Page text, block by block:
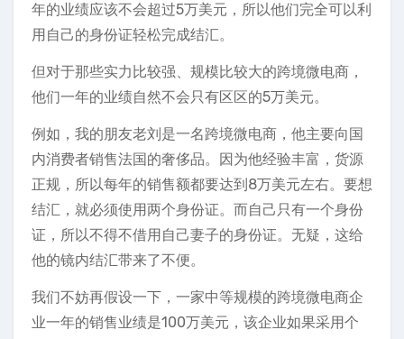
年的业绩应该不会超过5万美元，所以他们完全可以利
用自己的身份证轻松完成结汇。
但对于那些实力比较强、规模比较大的跨境微电商，
他们一年的业绩自然不会只有区区的5万美元。
例如，我的朋友老刘是一名跨境微电商，他主要向国
内消费者销售法国的奢侈品。因为他经验丰富，货源
正规，所以每年的销售额都要达到8万美元左右。要想
结汇，就必须使用两个身份证。而自己只有一个身份
证，所以不得不借用自己妻子的身份证。无疑，这给
他的镜内结汇带来了不便。
我们不妨再假设一下，一家中等规模的跨境微电商企
业一年的销售业绩是100万美元，该企业如果采用个